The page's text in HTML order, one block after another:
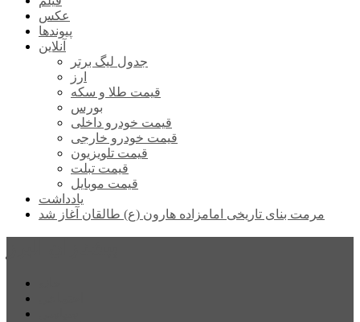
عکس
پیوندها
آنلاین
جدول لیگ برتر
ارز
قیمت طلا و سکه
بورس
قیمت خودرو داخلی
قیمت خودرو خارجی
قیمت تلویزیون
قیمت تبلت
قیمت موبایل
یادداشت
مرمت بنای تاریخی امامزاده هارون (ع) طالقان آغاز شد